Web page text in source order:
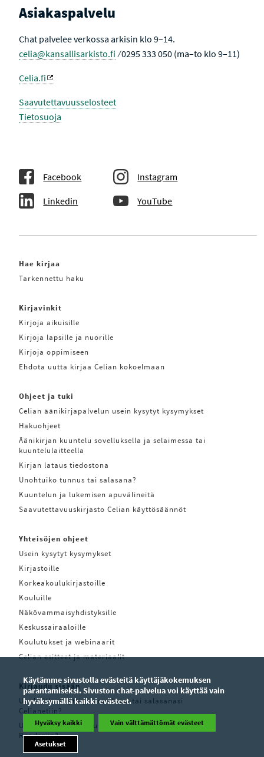
Asiakaspalvelu
Chat palvelee verkossa arkisin klo 9–14.
celia@kansallisarkisto.fi ⁄ 0295 333 050 (ma–to klo 9–11)
Celia.fi
Saavutettavuusselosteet
Tietosuoja
Facebook Instagram
Linkedin YouTube
Hae kirjaa
Tarkennettu haku
Kirjavinkit
Kirjoja aikuisille
Kirjoja lapsille ja nuorille
Kirjoja oppimiseen
Ehdota uutta kirjaa Celian kokoelmaan
Ohjeet ja tuki
Celian äänikirjapalvelun usein kysytyt kysymykset
Hakuohjeet
Äänikirjan kuuntelu sovelluksella ja selaimessa tai
kuuntelulaitteella
Kirjan lataus tiedostona
Unohtuiko tunnus tai salasana?
Kuuntelun ja lukemisen apuvälineitä
Saavutettavuuskirjasto Celian käyttösäännöt
Yhteisöjen ohjeet
Usein kysytyt kysymykset
Kirjastoille
Korkeakoulukirjastoille
Kouluille
Näkövammaisyhdistyksille
Keskussairaaloille
Koulutukset ja webinaarit
Celian esitteet ja materiaalit
Kirjaudu sisään
Unohditko käyttäjätunnuksesi tai salasanasi
Celianetiin?
Unohditko käyttäjätunnuksesi tai salasanasi Pratsam
Readeriin?
Käytämme sivustolla evästeitä käyttäjäkokemuksen
parantamiseksi. Sivuston chat-palvelua voi käyttää vain
hyväksymällä kaikki evästeet.
Hyväksy kaikki Vain välttämättömät evästeet
Asetukset